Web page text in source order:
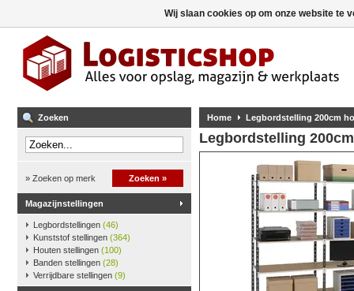
Zoeken
» Zoeken op merk Zoeken »
Magazijnstellingen
Legbordstellingen (46)
Kunststof stellingen (364)
Houten stellingen (100)
Banden stellingen (28)
Verrijdbare stellingen (9)
Home Legbordstelling 200cm
Legbordstelling
Wij slaan cookies op om onze website te